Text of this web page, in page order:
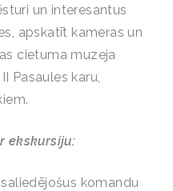
un interesantus
apskatīt kameras un
cietuma muzeja
Pasaules karu,
ekskursiju:
komandu